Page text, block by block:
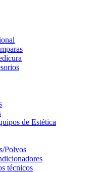
de Estética
Polvos
técnicos